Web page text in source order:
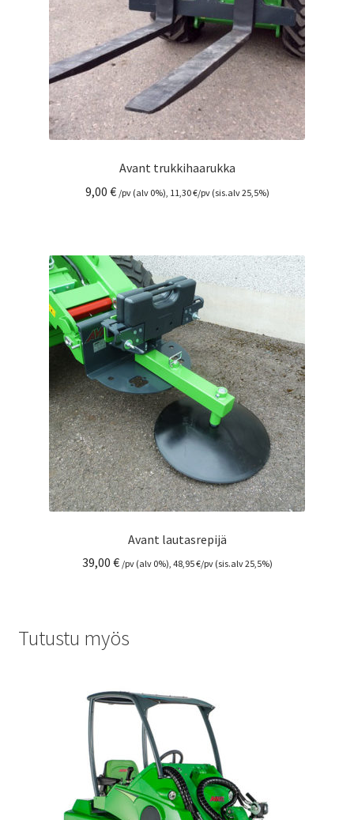
Avant trukkihaarukka
9,00 € /pv (alv 0%), 11,30€/pv (sis.alv 25,5%)
Avant lautasrepijä
39,00 € /pv (alv 0%), 48,95€/pv (sis.alv 25,5%)
Tutustu myös